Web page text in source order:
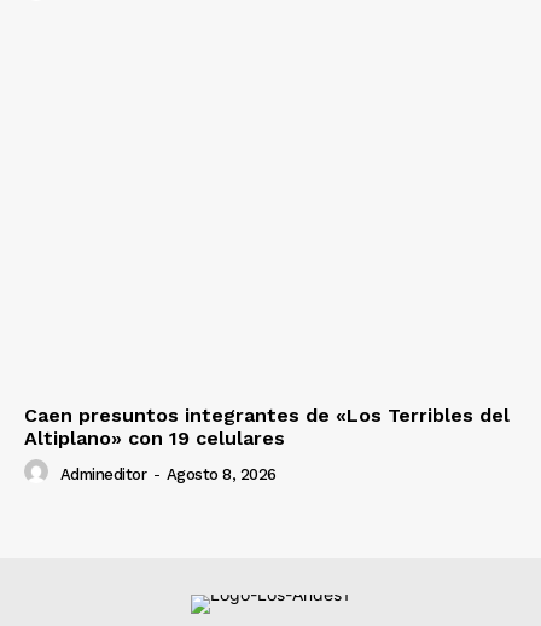
Caen presuntos integrantes de «Los Terribles del
Altiplano» con 19 celulares
Admineditor - Agosto 8, 2026